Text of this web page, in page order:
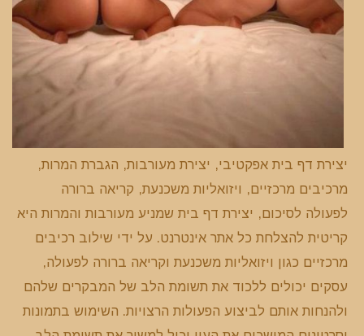
יצירת דף בית אפקטיבי, יצירת מעורבות, הגברת המרות,
מרכיבים מרכזיים, ויזואליות משכנעת, קריאה ברורה
לפעולה לסיכום, יצירת דף בית שמניע מעורבות והמרות היא
קריטית להצלחת כל אתר אינטרנט. על ידי שילוב רכיבים
מרכזיים כגון ויזואליות משכנעת וקריאה ברורה לפעולה,
עסקים יכולים ללכוד את תשומת הלב של המבקרים שלהם
ולהנחות אותם לביצוע הפעולות הרצויות. השימוש בתמונות